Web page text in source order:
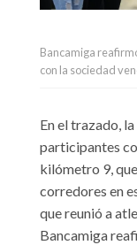
Bancamiga
con la sociedad
En el trazado,
participantes
kilómetro 9,
corredores en
que reunió a
Bancamiga